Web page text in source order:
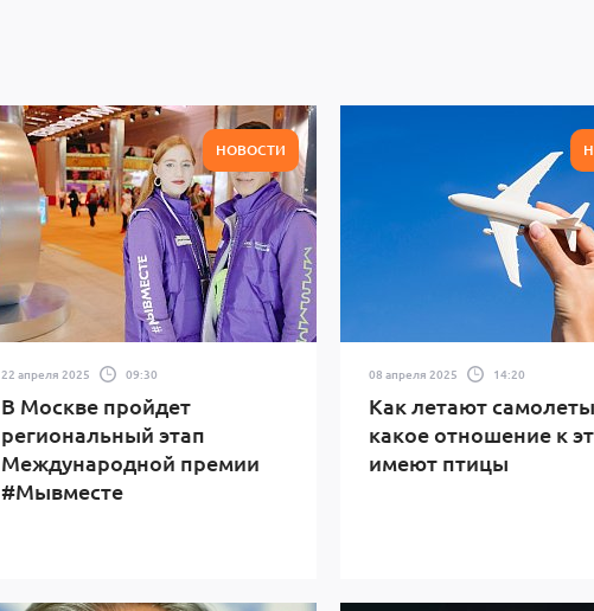
НОВОСТИ
22 апреля 2025 09:30
В Москве пройдет
региональный этап
Международной премии
#Мывместе
08 апреля 2025 14:20
Как летают
какое отношение к
имеют птицы